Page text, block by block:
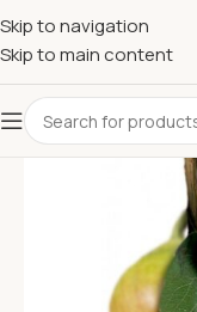
Skip to navigation
Skip to main content